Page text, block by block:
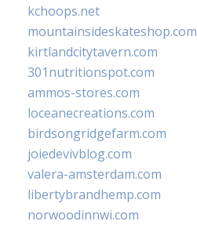
kchoops.net
mountainsideskateshop.com
kirtlandcitytavern.com
301nutritionspot.com
ammos-stores.com
loceanecreations.com
birdsongridgefarm.com
joiedevivblog.com
valera-amsterdam.com
libertybrandhemp.com
norwoodinnwi.com